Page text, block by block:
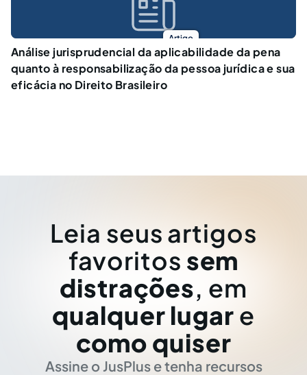
Artigo
Análise jurisprudencial da aplicabilidade da pena
quanto à responsabilização da pessoa jurídica e sua
eficácia no Direito Brasileiro
Leia seus artigos
favoritos sem
distrações, em
qualquer lugar e
como quiser
Assine o JusPlus e tenha recursos